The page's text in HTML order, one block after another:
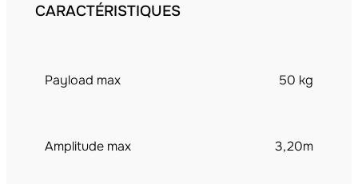
CARACTÉRISTIQUES
Payload max 50 kg
Amplitude max 3,20m